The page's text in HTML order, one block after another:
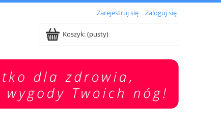
Zarejestruj się Zaloguj się
Koszyk:(pusty)